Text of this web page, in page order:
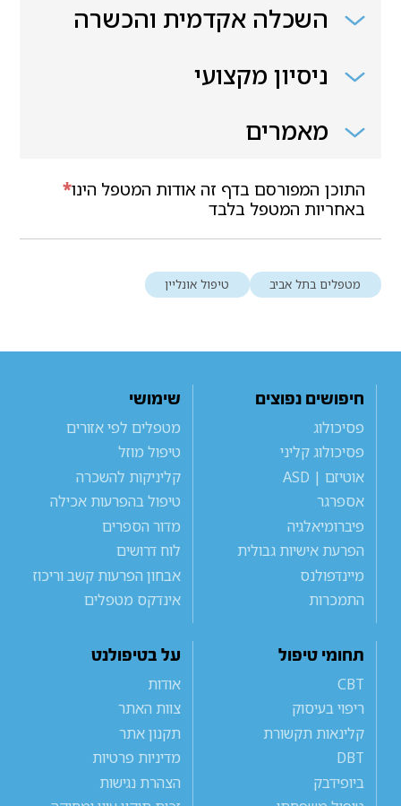
השכלה אקדמית והכשרה
ניסיון מקצועי
מאמרים
*התוכן המפורסם בדף זה אודות המטפל הינו
באחריות המטפל בלבד
מטפלים בתל אביב טיפול אונליין
חיפושים נפוצים
פסיכולוג
פסיכולוג קליני
אוטיזם | ASD
אספרגר
פיברומיאלגיה
הפרעת אישיות גבולית
מיינדפולנס
התמכרות
שימושי
מטפלים לפי אזורים
טיפול מוזל
קליניקות להשכרה
טיפול בהפרעות אכילה
מדור הספרים
לוח דרושים
אבחון הפרעות קשב וריכוז
אינדקס מטפלים
תחומי טיפול
CBT
ריפוי בעיסוק
קלינאות תקשורת
DBT
ביופידבק
על בטיפולנט
אודות
צוות האתר
תקנון אתר
מדיניות פרטיות
הצהרת נגישות